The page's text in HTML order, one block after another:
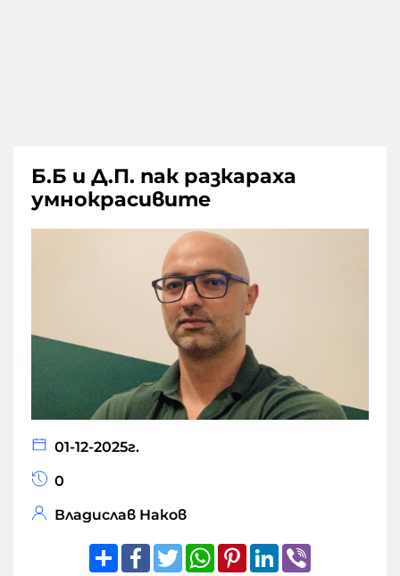
Б.Б и Д.П. пак разкараха
умнокрасивите
01-12-2025г.
0
Владислав Наков
ShareFacebook
TwitterWhatsApp
Pinterest
LinkedIn